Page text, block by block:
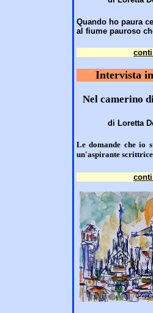
Quando ho paura
al fiume pauroso
Intervista
Nel camerino
di Loretta
Le domande che io
un'aspirante